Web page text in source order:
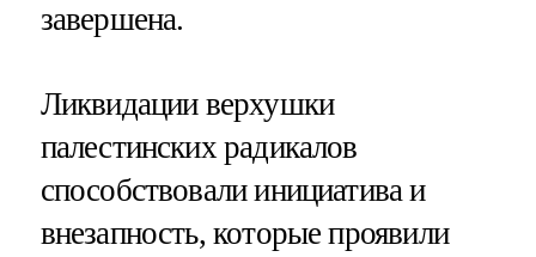
завершена.
Ликвидации верхушки
палестинских радикалов
способствовали инициатива и
внезапность, которые проявили